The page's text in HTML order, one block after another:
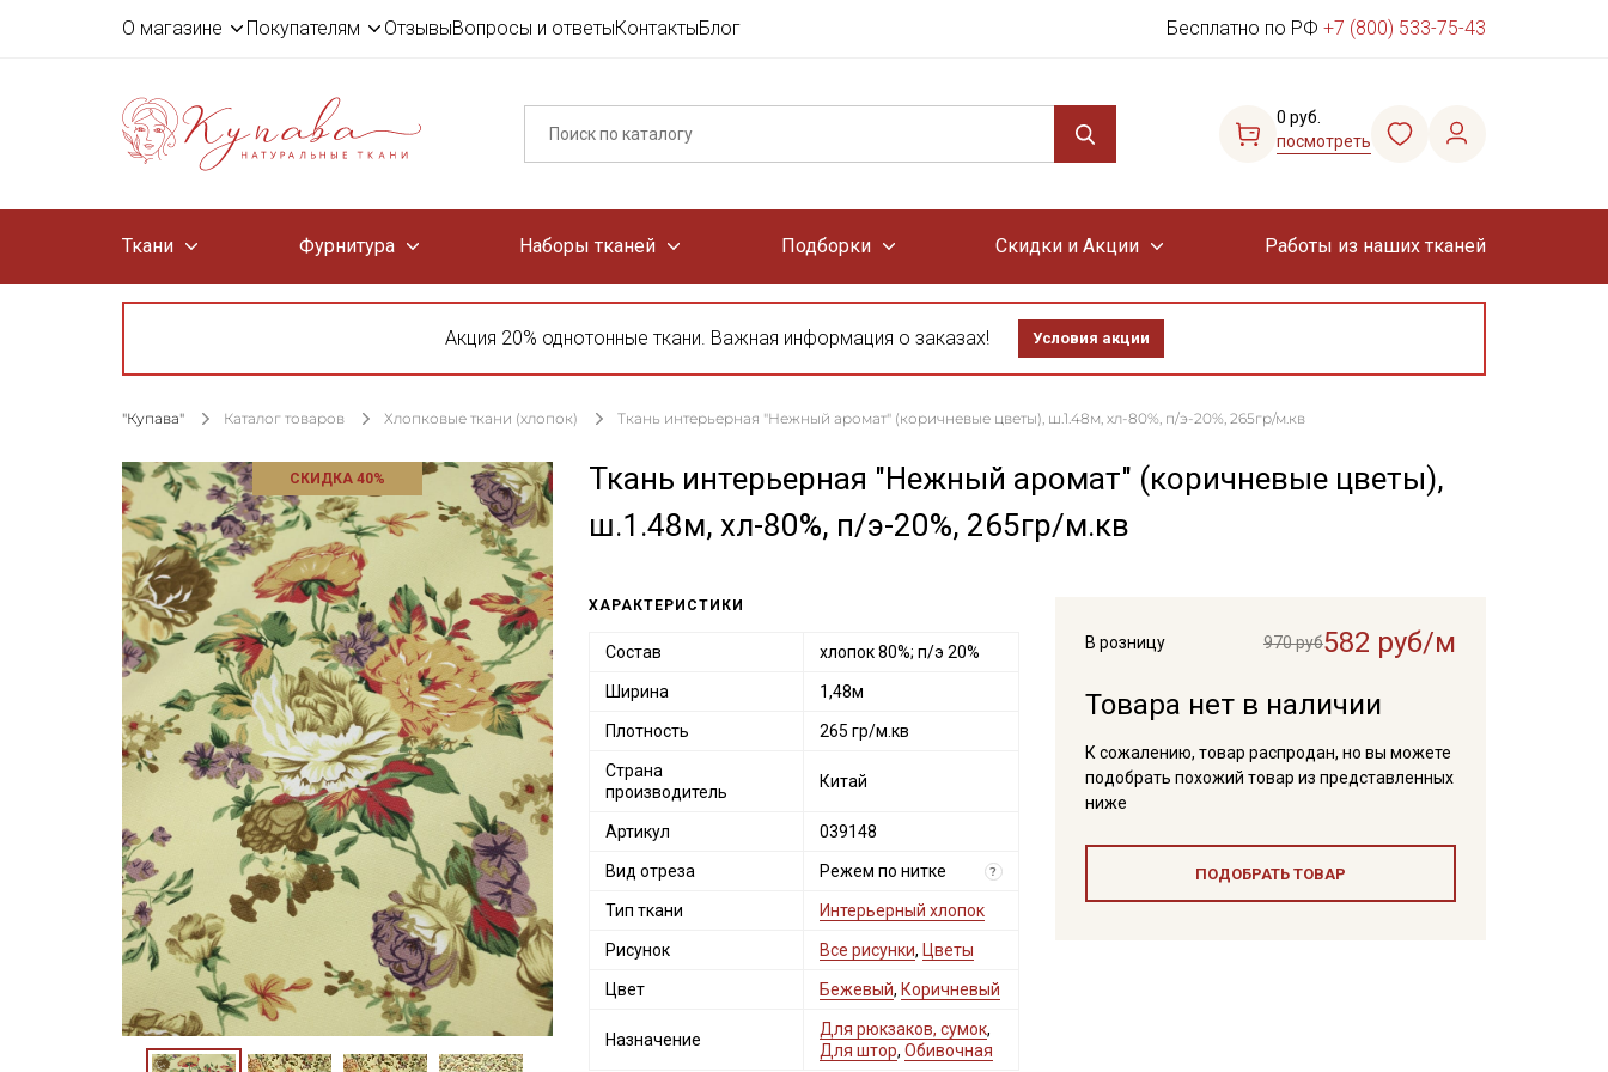
О магазине Покупателям ОтзывыВопросы и ответыКонтактыБлог Бесплатно по РФ +7 (800) 533-75-43
0 руб.
посмотреть
Ткани Фурнитура Наборы тканей Подборки Скидки и Акции Работы из наших тканей
Акция 20% однотонные ткани. Важная информация о заказах! Условия акции
"Купава" Каталог товаров Хлопковые ткани (хлопок) Ткань интерьерная "Нежный аромат" (коричневые цветы), ш.1.48м, хл-80%, п/э-20%, 265гр/м.кв
СКИДКА 40%
Ткань интерьерная "Нежный аромат" (коричневые цветы),
ш.1.48м, хл-80%, п/э-20%, 265гр/м.кв
В розницу 970 руб582 руб/м
Товара нет в наличии
К сожалению, товар распродан, но вы можете
подобрать похожий товар из представленных
ниже
ПОДОБРАТЬ ТОВАР
ХАРАКТЕРИСТИКИ
Состав хлопок 80%; п/э 20%
Ширина 1,48м
Плотность 265 гр/м.кв
Страна
производитель
Китай
Артикул 039148
Вид отреза Режем по нитке ?
Тип ткани Интерьерный хлопок
Рисунок Все рисунки, Цветы
Цвет Бежевый, Коричневый
Назначение
Для рюкзаков, сумок,
Для штор, Обивочная